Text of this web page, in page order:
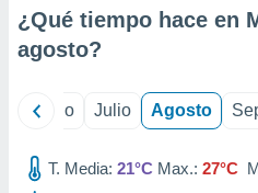
publicidad
de
¿Qué tiempo hace en
agosto?
Junio Julio Agosto
T. Media: 21°C Max.: 27°C